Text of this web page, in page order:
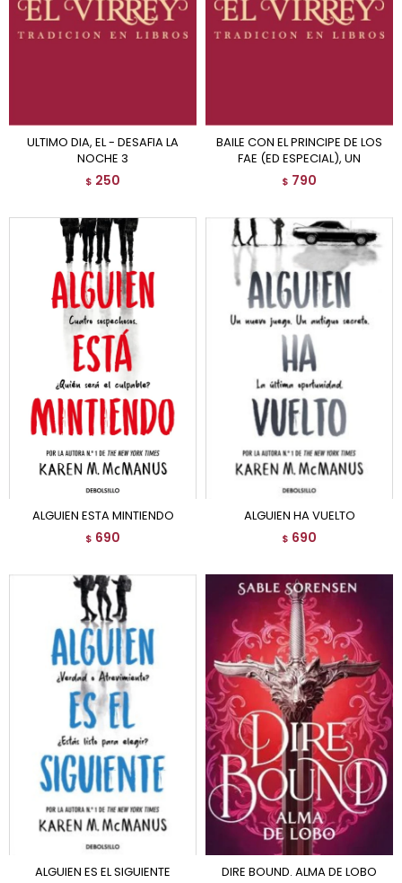
ULTIMO DIA, EL - DESAFIA LA
NOCHE 3
$ 250
BAILE CON EL PRINCIPE DE LOS
FAE (ED ESPECIAL), UN
$ 790
ALGUIEN ESTA MINTIENDO
$ 690
ALGUIEN HA VUELTO
$ 690
ALGUIEN ES EL SIGUIENTE DIRE BOUND. ALMA DE LOBO